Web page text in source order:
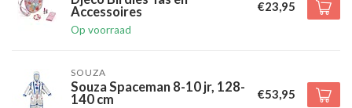
Accessoires
Op voorraad
€23,95
SOUZA
Souza Spaceman 8-10 jr, 128-
140 cm
€53,95